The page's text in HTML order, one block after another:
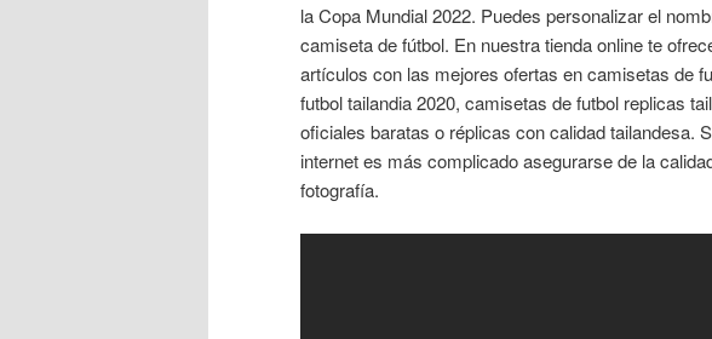
la Copa Mundial 2022. Puedes personalizar el
camiseta de fútbol. En nuestra tienda online te
artículos con las mejores ofertas en camisetas de
futbol tailandia 2020, camisetas de futbol replicas
oficiales baratas o réplicas con calidad tailandesa.
internet es más complicado asegurarse de la
fotografía.